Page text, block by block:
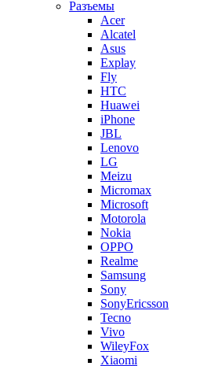
Разъемы
Acer
Alcatel
Asus
Explay
Fly
HTC
Huawei
iPhone
JBL
Lenovo
LG
Meizu
Micromax
Microsoft
Motorola
Nokia
OPPO
Realme
Samsung
Sony
SonyEricsson
Tecno
Vivo
WileyFox
Xiaomi